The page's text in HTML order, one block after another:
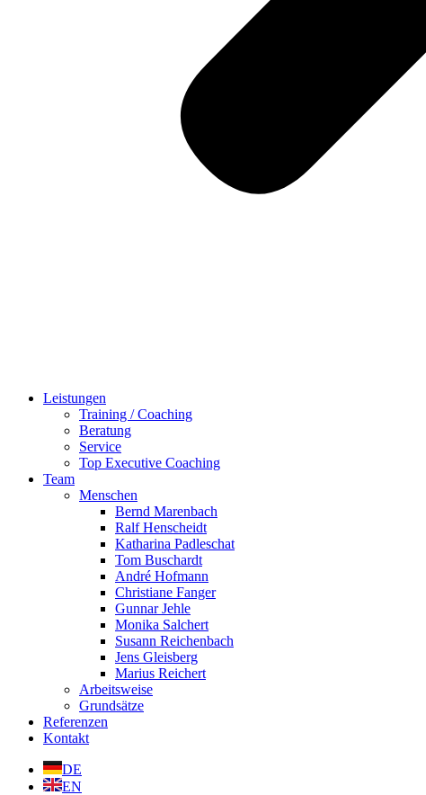
Leistungen
Training / Coaching
Beratung
Service
Top Executive Coaching
Team
Menschen
Bernd Marenbach
Ralf Henscheidt
Katharina Padleschat
Tom Buschardt
André Hofmann
Christiane Fanger
Gunnar Jehle
Monika Salchert
Susann Reichenbach
Jens Gleisberg
Marius Reichert
Arbeitsweise
Grundsätze
Referenzen
Kontakt
DE
EN